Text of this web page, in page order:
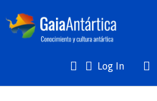
Log In(current)